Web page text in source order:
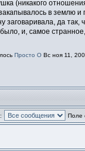
(никакого
в землю и
заговаривала, да
и, самое
Просто О Вс ноя 11,
Отправить личное
Поле